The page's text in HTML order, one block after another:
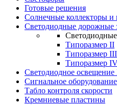
Готовые решения
Солнечные коллекторы
Светодиодные дорожные
Типоразмер II
Типоразмер III
Типоразмер
Светодиодное
Сигнальное оборудование
Табло контроля скорости
Кремниевые пластины